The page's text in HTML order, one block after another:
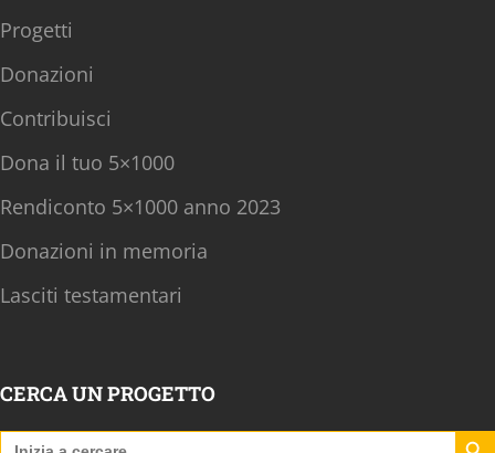
Progetti
Donazioni
Contribuisci
Dona il tuo 5×1000
Rendiconto 5×1000 anno 2023
Donazioni in memoria
Lasciti testamentari
CERCA UN PROGETTO
Search Search